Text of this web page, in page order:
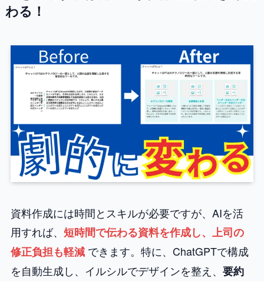
わる！
資料作成には時間とスキルが必要ですが、AIを活
用すれば、 短時間で伝わる資料を作成し、上司の
修正負担も軽減 できます。特に、ChatGPTで構成
を自動生成し、イルシルでデザインを整え、 要約